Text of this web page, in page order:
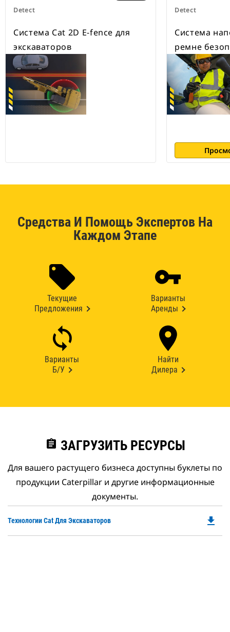
Detect
Система Cat 2D E-fence для
экскаваторов
Detect
Система
ремне
Средства И Помощь Экспертов На
Каждом Этапе
Текущие
Предложения
Варианты
Аренды
Варианты
Б/У
Найти
Дилера
assignment ЗАГРУЗИТЬ РЕСУРСЫ
Для вашего растущего бизнеса доступны буклеты по
продукции Caterpillar и другие информационные
документы.
Технологии Cat Для Экскаваторов file_download